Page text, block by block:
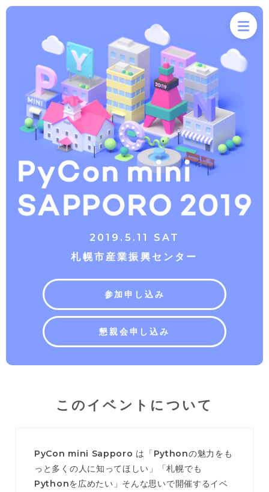
HOME
このイベントについて
イベントの概要
ゲストスピーカー
タイムテーブル
スポンサー
参加申し込み
懇親会申し込み
2019.5.11 SAT
札幌市産業振興センター
参加申し込み
懇親会申し込み
このイベントについて
PyCon mini Sapporo は「Pythonの魅力をも
っと多くの人に知ってほしい」「札幌でも
Pythonを広めたい」そんな思いで開催するイベ